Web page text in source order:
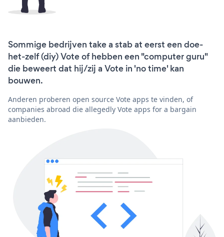
Sommige bedrijven take a stab at eerst een doe-
het-zelf (diy) Vote of hebben een "computer guru"
die beweert dat hij/zij a Vote in 'no time' kan
bouwen.
Anderen proberen open source Vote apps te vinden, of
companies abroad die allegedly Vote apps for a bargain
aanbieden.